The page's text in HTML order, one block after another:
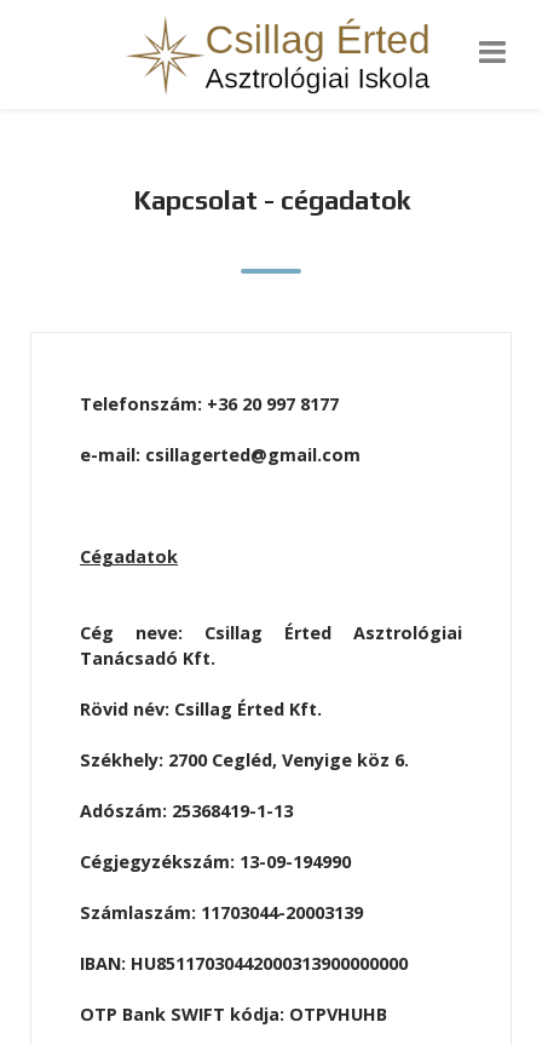
Kapcsolat - cégadatok
Telefonszám: +36 20 997 8177
e-mail: csillagerted@gmail.com
Cégadatok
Cég neve: Csillag Érted Asztrológiai
Tanácsadó Kft.
Rövid név: Csillag Érted Kft.
Székhely: 2700 Cegléd, Venyige köz 6.
Adószám: 25368419-1-13
Cégjegyzékszám: 13-09-194990
Számlaszám: 11703044-20003139
IBAN: HU85117030442000313900000000
OTP Bank SWIFT kódja: OTPVHUHB